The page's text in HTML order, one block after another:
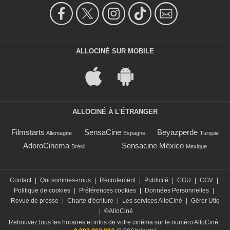
ALLOCINÉ SUR MOBILE
ALLOCINÉ À L'ÉTRANGER
Filmstarts Allemagne SensaCine Espagne Beyazperde Turquie
AdoroCinema Brésil Sensacine México Mexique
Contact Qui sommes-nous Recrutement Publicité CGU CGV
Politique de cookies
Préférences cookies Données Personnelles
Revue de presse
Charte d'écriture Les services AlloCiné
Gérer Utiq
©AlloCiné
Retrouvez tous les horaires et infos de votre cinéma sur le numéro AlloCiné :